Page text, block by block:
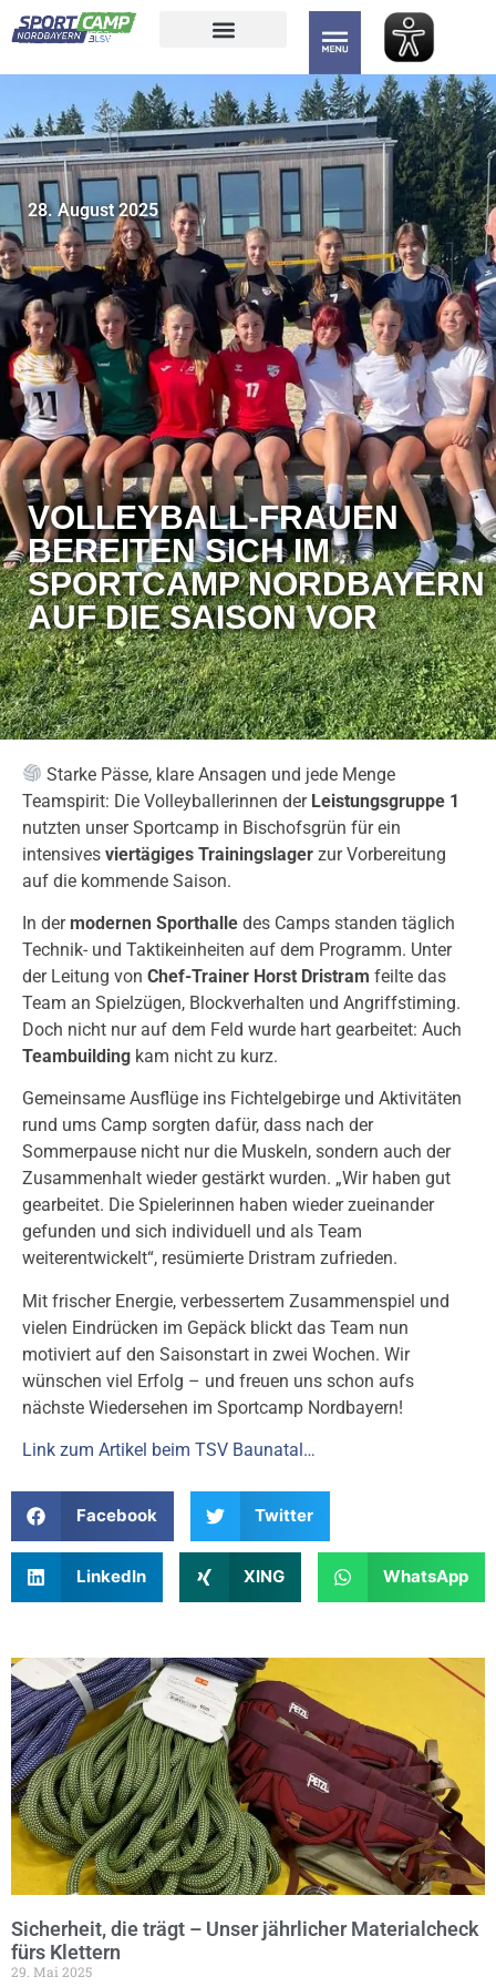
VOLLEYBALL-FRAUEN
BEREITEN SICH IM
SPORTCAMP NORDBAYERN
AUF DIE SAISON VOR
28. August 2025
Starke Pässe, klare Ansagen und jede Menge
Teamspirit: Die Volleyballerinnen der Leistungsgruppe 1
nutzten unser Sportcamp in Bischofsgrün für ein
intensives vier­tägiges Trainingslager zur Vorbereitung
auf die kommende Saison.
In dermodernen Sporthalle des Camps standen täglich
Technik- und Taktikeinheiten auf dem Programm. Unter
der Leitung von Chef-Trainer Horst Dristram feilte das
Team an Spielzügen, Blockverhalten und Angriffstiming.
Doch nicht nur auf dem Feld wurde hart gearbeitet: Auch
Teambuilding kam nicht zu kurz.
Gemeinsame Ausflüge ins Fichtelgebirge und Aktivitäten
rund ums Camp sorgten dafür, dass nach der
Sommerpause nicht nur die Muskeln, sondern auch der
Zusammenhalt wieder gestärkt wurden. „Wir haben gut
gearbeitet. Die Spielerinnen haben wieder zueinander
gefunden und sich individuell und als Team
weiterentwickelt“, resümierte Dristram zufrieden.
Mit frischer Energie, verbessertem Zusammenspiel und
vielen Eindrücken im Gepäck blickt das Team nun
motiviert auf den Saisonstart in zwei Wochen. Wir
wünschen viel Erfolg – und freuen uns schon aufs
nächste Wiedersehen im Sportcamp Nordbayern!
Link zum Artikel beim TSV Baunatal…
Facebook Twitter
LinkedIn XING WhatsApp
Sicherheit, die trägt – Unser jährlicher Materialcheck
fürs Klettern
29. Mai 2025